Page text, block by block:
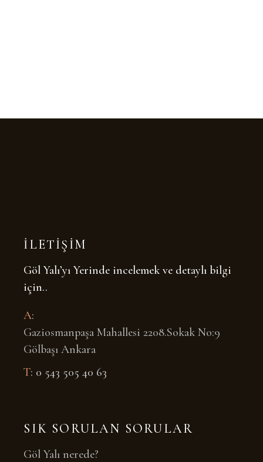
İLETİŞİM
Göl Yalı’yı Yerinde incelemek ve detaylı bilgi
için..
A:
Gaziosmanpaşa Mahallesi 2208.Sokak No:9
Gölbaşı Ankara
T: 0 543 505 40 63
SIK SORULAN SORULAR
Göl Yalı nerede?